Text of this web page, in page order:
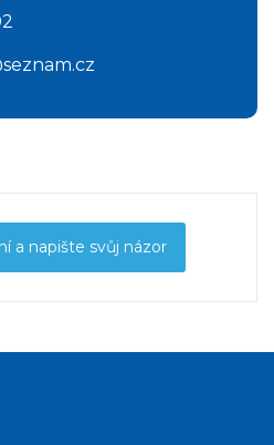
a napište svůj názor